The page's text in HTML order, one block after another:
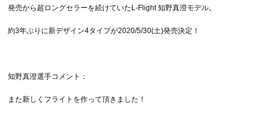
発売から超ロングセラーを続けていたL-Flight 知野真澄モデル。
約3年ぶりに新デザイン4タイプが2020/5/30(土)発売決定！
知野真澄選手コメント：
また新しくフライトを作って頂きました！